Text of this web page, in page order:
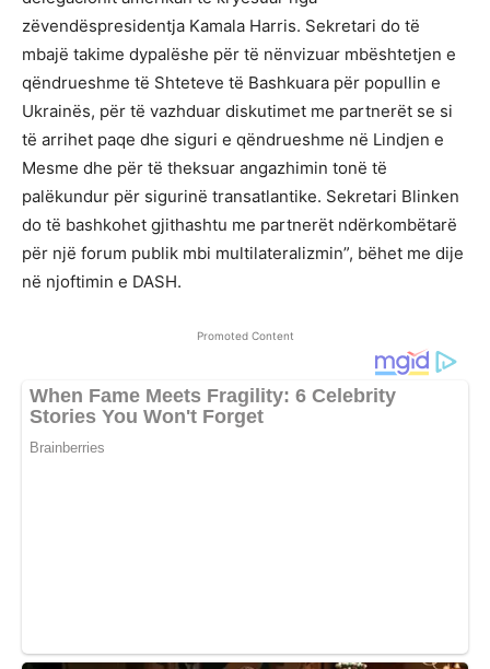
zëvendëspresidentja Kamala Harris. Sekretari do të
mbajë takime dypalëshe për të nënvizuar mbështetjen e
qëndrueshme të Shteteve të Bashkuara për popullin e
Ukrainës, për të vazhduar diskutimet me partnerët se si
të arrihet paqe dhe siguri e qëndrueshme në Lindjen e
Mesme dhe për të theksuar angazhimin tonë të
palëkundur për sigurinë transatlantike. Sekretari Blinken
do të bashkohet gjithashtu me partnerët ndërkombëtarë
për një forum publik mbi multilateralizmin”, bëhet me dije
në njoftimin e DASH.
Promoted Content